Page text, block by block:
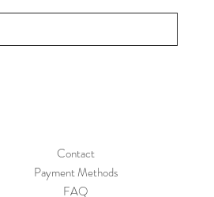
Contact
Payment Methods
FAQ